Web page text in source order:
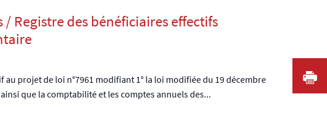
/ Registre des bénéficiaires effectifs
projet de loi n°7961 modifiant 1° la loi modifiée du 19 décembre
que la comptabilité et les comptes annuels des...